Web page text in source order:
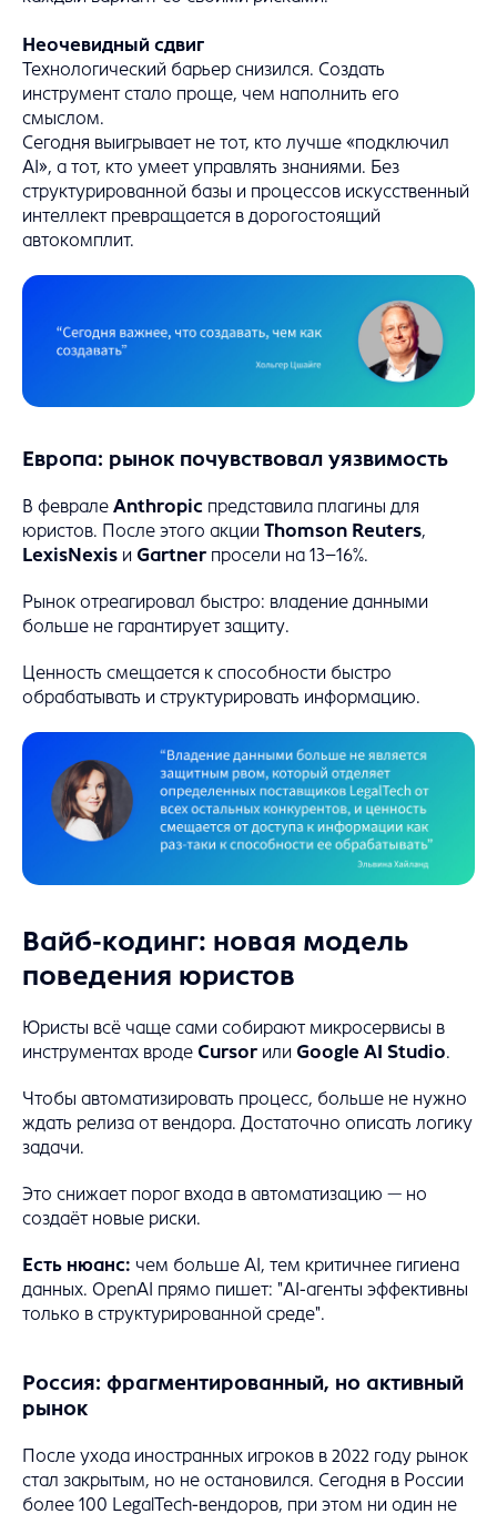
Неочевидный сдвиг
Технологический барьер снизился. Создать
инструмент стало проще, чем наполнить его
смыслом.
Сегодня выигрывает не тот, кто лучше «подключил
AI», а тот, кто умеет управлять знаниями. Без
структурированной базы и процессов искусственный
интеллект превращается в дорогостоящий
автокомплит.
Европа: рынок почувствовал уязвимость
В феврале Anthropic представила плагины для
юристов. После этого акции Thomson Reuters,
LexisNexis и Gartnerпросели на 13–16%.
Рынок отреагировал быстро: владение данными
больше не гарантирует защиту.
Ценность смещается к способности быстро
обрабатывать и структурировать информацию.
Вайб-кодинг: новая модель
поведения юристов
Юристы всё чаще сами собирают микросервисы в
инструментах вроде Cursorили Google AI Studio.
Чтобы автоматизировать процесс, больше не нужно
ждать релиза от вендора. Достаточно описать логику
задачи.
Это снижает порог входа в автоматизацию — но
создаёт новые риски.
Есть нюанс: чем больше AI, тем критичнее гигиена
данных. OpenAI прямо пишет: "AI-агенты эффективны
только в структурированной среде".
Россия: фрагментированный, но активный
рынок
После ухода иностранных игроков в 2022 году рынок
стал закрытым, но не остановился. Сегодня в России
более 100 LegalTech-вендоров, при этом ни один не